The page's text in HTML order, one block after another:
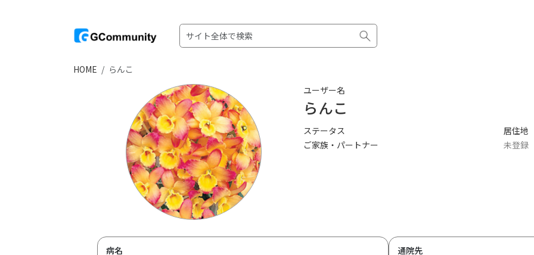
HOME
らんこ
ユーザー名
らんこ
ステータス
ご家族・パートナー
居住地
未登録
病名
通院先